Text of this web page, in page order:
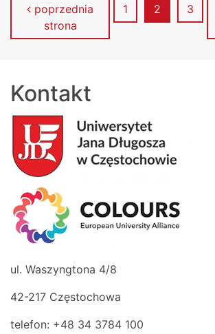
poprzednia
strona
Strona
1 Strona
2 Strona
3
Kontakt
ul. Waszyngtona 4/8
42-217 Częstochowa
telefon: +48 34 3784 100